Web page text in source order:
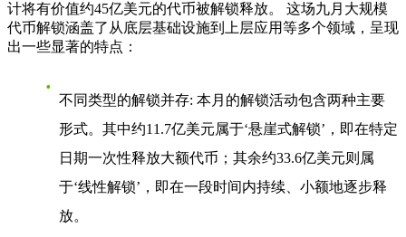
计将有价值约45亿美元的代币被解锁释放。 这场九月大规模
代币解锁涵盖了从底层基础设施到上层应用等多个领域，呈现
出一些显著的特点：
不同类型的解锁并存: 本月的解锁活动包含两种主要
形式。其中约11.7亿美元属于‘悬崖式解锁’，即在特定
日期一次性释放大额代币；其余约33.6亿美元则属
于‘线性解锁’，即在一段时间内持续、小额地逐步释
放。